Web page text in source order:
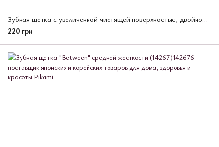
Зубная щетка с увеличенной чистящей поверхностью, двойной высотой и комбинированной щетиной Systema, Lion
220 грн